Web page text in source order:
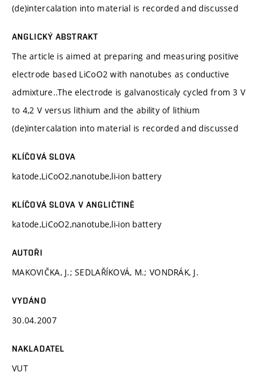
(de)intercalation into material is recorded and discussed
ANGLICKÝ ABSTRAKT
The article is aimed at preparing and measuring positive
electrode based LiCoO2 with nanotubes as conductive
admixture..The electrode is galvanosticaly cycled from 3 V
to 4,2 V versus lithium and the ability of lithium
(de)intercalation into material is recorded and discussed
KLÍČOVÁ SLOVA
katode,LiCoO2,nanotube,li-ion battery
KLÍČOVÁ SLOVA V ANGLIČTINĚ
katode,LiCoO2,nanotube,li-ion battery
AUTOŘI
MAKOVIČKA, J.; SEDLAŘÍKOVÁ, M.; VONDRÁK, J.
VYDÁNO
30.04.2007
NAKLADATEL
VUT